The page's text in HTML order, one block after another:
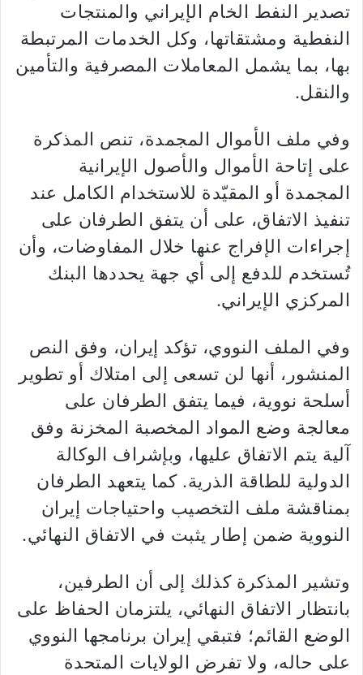
تصدير النفط الخام الإيراني والمنتجات
النفطية ومشتقاتها، وكل الخدمات المرتبطة
بها، بما يشمل المعاملات المصرفية والتأمين
والنقل.
وفي ملف الأموال المجمدة، تنص المذكرة
على إتاحة الأموال والأصول الإيرانية
المجمدة أو المقيّدة للاستخدام الكامل عند
تنفيذ الاتفاق، على أن يتفق الطرفان على
إجراءات الإفراج عنها خلال المفاوضات، وأن
تُستخدم للدفع إلى أي جهة يحددها البنك
المركزي الإيراني.
وفي الملف النووي، تؤكد إيران، وفق النص
المنشور، أنها لن تسعى إلى امتلاك أو تطوير
أسلحة نووية، فيما يتفق الطرفان على
معالجة وضع المواد المخصبة المخزنة وفق
آلية يتم الاتفاق عليها، وبإشراف الوكالة
الدولية للطاقة الذرية. كما يتعهد الطرفان
بمناقشة ملف التخصيب واحتياجات إيران
النووية ضمن إطار يثبت في الاتفاق النهائي.
وتشير المذكرة كذلك إلى أن الطرفين،
بانتظار الاتفاق النهائي، يلتزمان الحفاظ على
الوضع القائم؛ فتبقي إيران برنامجها النووي
على حاله، ولا تفرض الولايات المتحدة